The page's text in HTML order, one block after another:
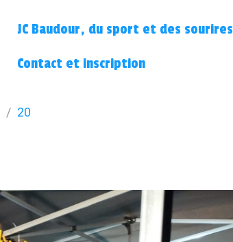
JC Baudour, du sport et des sourires
Contact et inscription
20